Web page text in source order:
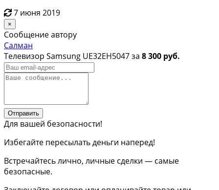
7 июня 2019
×
Сообщение автору
Салман
Телевизор Samsung UE32EH5047 за 8 300 руб.
Отправить
Для вашей безопасности!
Избегайте пересылать деньги наперед!
Встречайтесь лично, личные сделки — самые
безопасные.